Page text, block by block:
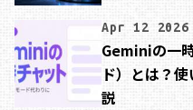
Apr 12 2026
Geminiの一
ド）とは？
説